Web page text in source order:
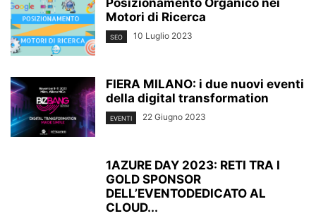
Posizionamento Organico nei
Motori di Ricerca
SEO 10 Luglio 2023
FIERA MILANO: i due nuovi eventi
della digital transformation
EVENTI 22 Giugno 2023
1AZURE DAY 2023: RETI TRA I
GOLD SPONSOR
DELL’EVENTODEDICATO AL
CLOUD...